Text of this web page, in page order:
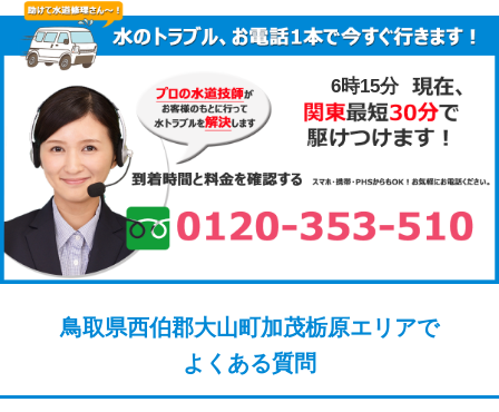
6時15分
鳥取県西伯郡大山町加茂栃原エリアで
よくある質問